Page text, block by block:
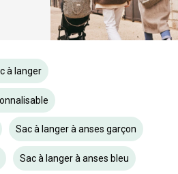
à langer
Sac à langer à anses garçon
Sac à langer à anses bleu